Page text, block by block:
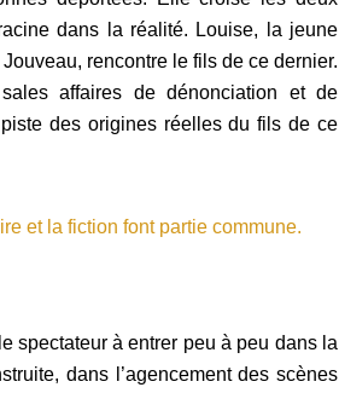
dans la réalité. Louise, la jeune
rencontre le fils de ce dernier.
affaires de dénonciation et de
des origines réelles du fils de ce
spectateur à entrer peu à peu dans la
dans l’agencement des scènes